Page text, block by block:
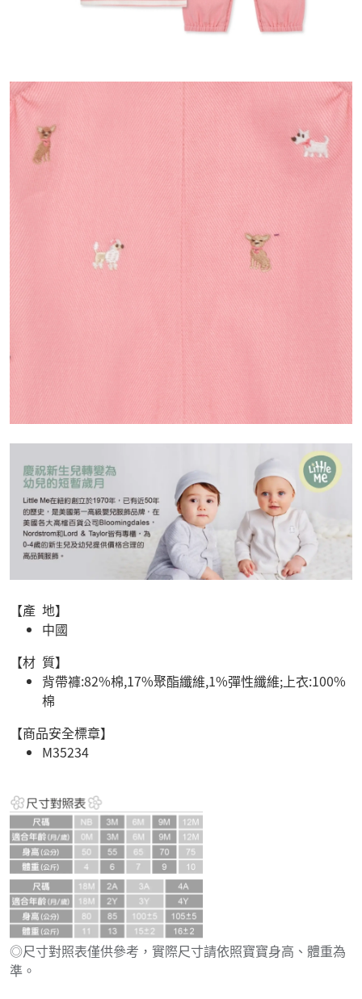
【產 地】
中國
【材 質】
背帶褲:82%棉,17%聚酯纖維,1%彈性纖維;上衣:100%
棉
【商品安全標章】
M35234
◎尺寸對照表僅供參考，實際尺寸請依照寶寶身高、體重為
準。